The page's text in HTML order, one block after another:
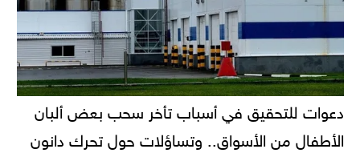
دعوات للتحقيق في أسباب تأخر سحب بعض ألبان
الأطفال من الأسواق.. وتساؤلات حول تحرك دانون